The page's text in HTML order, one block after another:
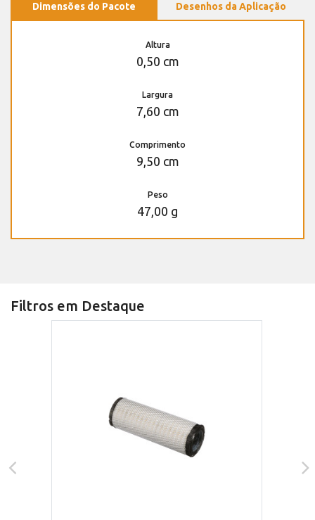
Dimensões do Pacote Desenhos da Aplicação
Altura
0,50 cm
Largura
7,60 cm
Comprimento
9,50 cm
Peso
47,00 g
Filtros em Destaque